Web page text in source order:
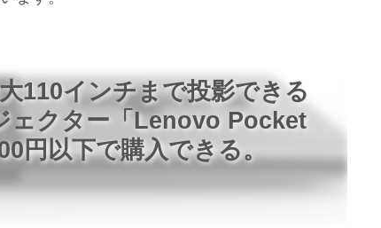
110インチまで投影できる
ェクター「Lenovo Pocket
円以下で購入できる。